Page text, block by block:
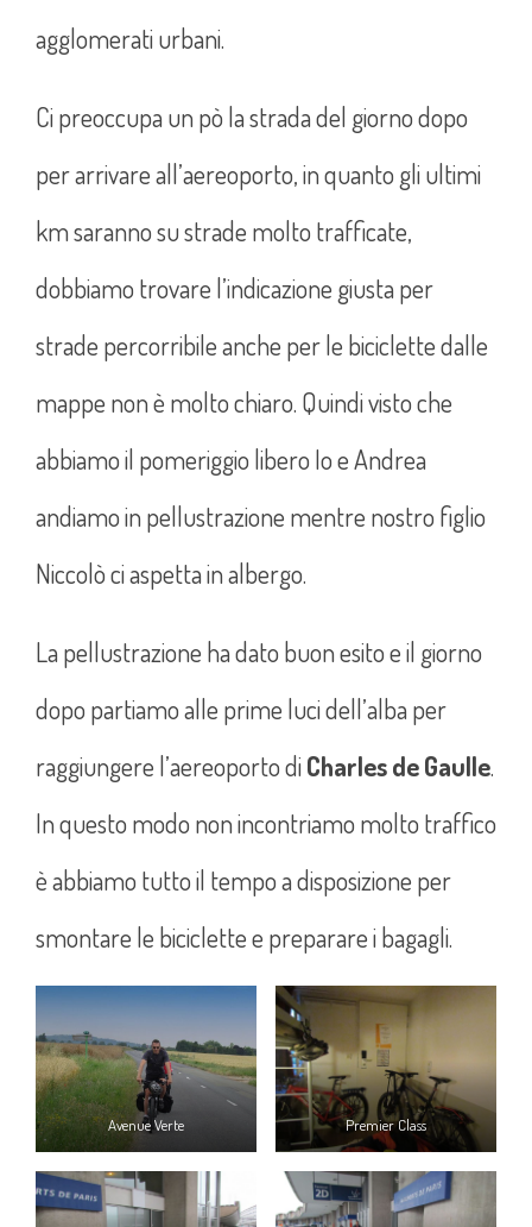
agglomerati urbani.
Ci preoccupa un pò la strada del giorno dopo
per arrivare all’aereoporto, in quanto gli ultimi
km saranno su strade molto trafficate,
dobbiamo trovare l’indicazione giusta per
strade percorribile anche per le biciclette dalle
mappe non è molto chiaro. Quindi visto che
abbiamo il pomeriggio libero Io e Andrea
andiamo in pellustrazione mentre nostro figlio
Niccolò ci aspetta in albergo.
La pellustrazione ha dato buon esito e il giorno
dopo partiamo alle prime luci dell’alba per
raggiungere l’aereoporto diCharles de Gaulle
In questo modo non incontriamo molto traffico
è abbiamo tutto il tempo a disposizione per
smontare le biciclette e preparare i bagagli.
Avenue Verte Premier Class